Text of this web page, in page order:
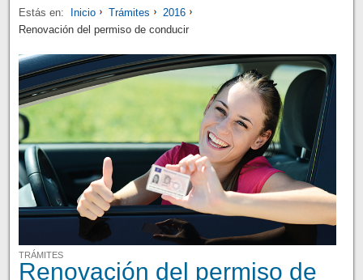
Estás en: Inicio Trámites
2016
Renovación del permiso de conducir
TRÁMITES
Renovación del permiso de